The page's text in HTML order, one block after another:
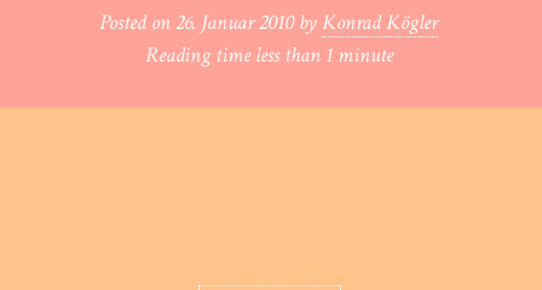
Posted on26. Januar 2010 byKonrad Kögler
Reading timeless than 1 minute